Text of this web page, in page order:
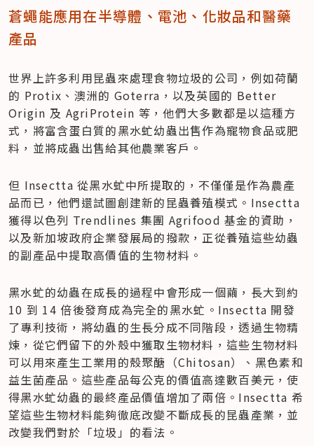
蒼蠅能應用在半導體、電池、化妝品和醫藥
產品
世界上許多利用昆蟲來處理食物垃圾的公司，例如荷蘭
的 Protix、澳洲的 Goterra，以及英國的 Better
Origin 及 AgriProtein 等，他們大多數都是以這種方
式，將富含蛋白質的黑水虻幼蟲出售作為寵物食品或肥
料，並將成蟲出售給其他農業客戶。
但 Insectta 從黑水虻中所提取的，不僅僅是作為農產
品而已，他們還試圖創建新的昆蟲養殖模式。Insectta
獲得以色列 Trendlines 集團 Agrifood 基金的資助，
以及新加坡政府企業發展局的撥款，正從養殖這些幼蟲
的副產品中提取高價值的生物材料。
黑水虻的幼蟲在成長的過程中會形成一個繭，長大到約
10 到 14 倍後發育成為完全的黑水虻。Insectta 開發
了專利技術，將幼蟲的生長分成不同階段，透過生物精
煉，從它們留下的外殼中獲取生物材料，這些生物材料
可以用來產生工業用的殼聚醣（Chitosan）、黑色素和
益生菌產品。這些產品每公克的價值高達數百美元，使
得黑水虻幼蟲的最終產品價值增加了兩倍。Insectta 希
望這些生物材料能夠徹底改變不斷成長的昆蟲產業，並
改變我們對於「垃圾」的看法。